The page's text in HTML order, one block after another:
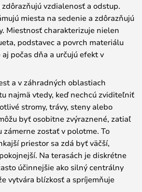
zdôrazňujú vzdialenosť a odstup.
miesta na sedenie a zdôrazňujú
Miestnosť charakterizuje nielen
podstavec a povrch materiálu
počas dňa a určujú efekt v
a v záhradných oblastiach
najmä vtedy, keď nechcú zviditeľniť
stromy, trávy, steny alebo
byť osobitne zvýraznené, zatiaľ
zámerne zostať v polotme. To
priestor sa zdá byť väčší,
Na terasách je diskrétne
účinnejšie ako silný centrálny
vytvára blízkosť a spríjemňuje